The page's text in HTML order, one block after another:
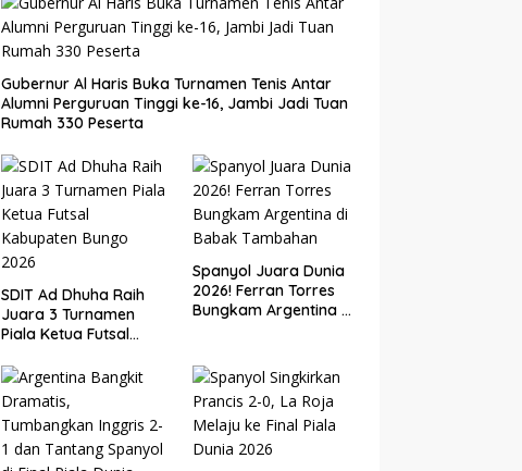
Gubernur Al Haris Buka Turnamen Tenis Antar
Alumni Perguruan Tinggi ke-16, Jambi Jadi Tuan
Rumah 330 Peserta
SDIT Ad Dhuha Raih
Juara 3 Turnamen
Piala Ketua Futsal
2026
Spanyol Juara Dunia
2026! Ferran Torres
Bungkam Argentina di